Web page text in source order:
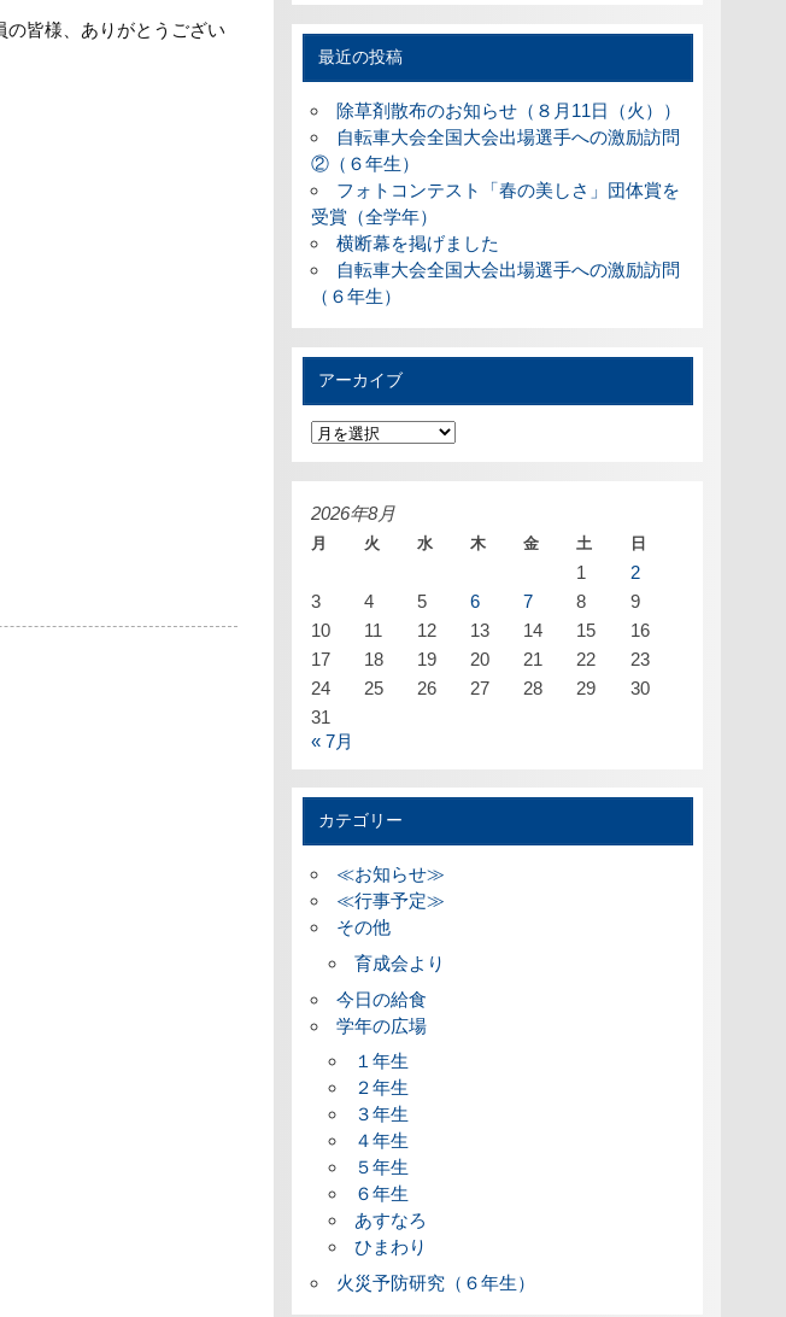
皆様、ありがとうござい
最近の投稿
除草剤散布のお知らせ（８月11日（火））
自転車大会全国大会出場選手への激励訪問
②（６年生）
フォトコンテスト「春の美しさ」団体賞を
受賞（全学年）
横断幕を掲げました
自転車大会全国大会出場選手への激励訪問
（６年生）
アーカイブ
ア
ー
カ
イ
2026年8月
月 火 水 木 金 土 日
1
2
3
4 5 6 7 8
9
10
11 12 13 14 15
16
17
18 19 20 21 22
23
24
25 26 27 28 29
30
31
« 7月
カテゴリー
≪お知らせ≫
≪行事予定≫
その他
育成会より
今日の給食
学年の広場
１年生
２年生
３年生
４年生
５年生
６年生
あすなろ
ひまわり
火災予防研究（６年生）